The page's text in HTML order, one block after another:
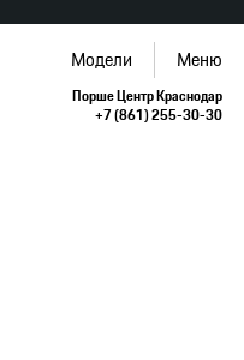
Модели Меню
Порше Центр Краснодар
+7 (861) 255-30-30